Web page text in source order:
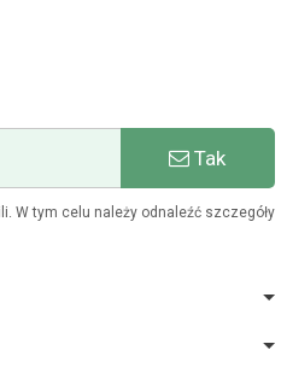
Tak
W tym celu należy odnaleźć szczegóły